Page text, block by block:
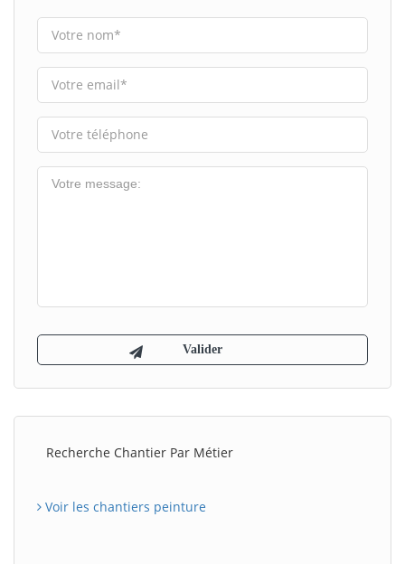
Recherche Chantier Par Métier
Voir les chantiers peinture